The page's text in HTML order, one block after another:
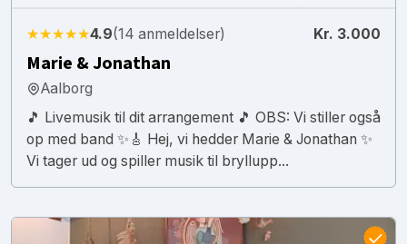
★★★★★4.9(14 anmeldelser) Kr. 3.000
Marie & Jonathan
Aalborg
🎵 Livemusik til dit arrangement 🎵 OBS: Vi stiller også
op med band ✨🎸 Hej, vi hedder Marie & Jonathan ✨
Vi tager ud og spiller musik til bryllupp...